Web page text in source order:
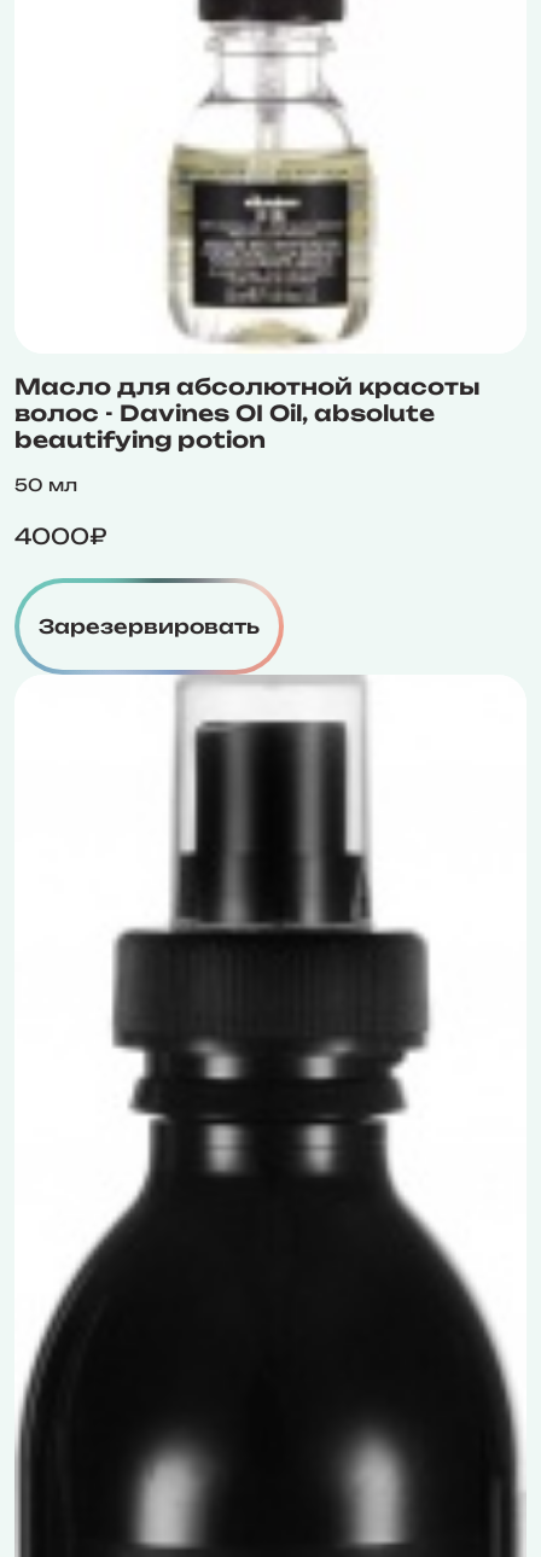
Масло для абсолютной красоты
волос - Davines OI Oil, absolute
beautifying potion
50 мл
4000₽
Зарезервировать